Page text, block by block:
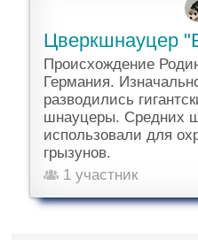
Цверкшнауцер
Происхождение
Германия.
разводились
шнауцеры. Средних
использовали для
грызунов.
1 участник